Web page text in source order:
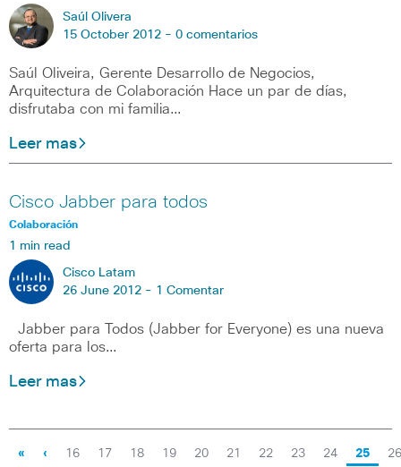
Saúl Olivera
15 October 2012 - 0 comentarios
Saúl Oliveira, Gerente Desarrollo de Negocios,
Arquitectura de Colaboración Hace un par de días,
disfrutaba con mi familia…
Leer mas
Cisco Jabber para todos
Colaboración
1 min read
Cisco Latam
26 June 2012 - 1 Comentar
Jabber para Todos (Jabber for Everyone) es una nueva
oferta para los…
Leer mas
« ‹ 16 17 18 19 20 21 22 23 24 25 26